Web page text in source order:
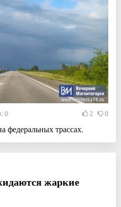
0 2 0
федеральных трассах.
жаркие